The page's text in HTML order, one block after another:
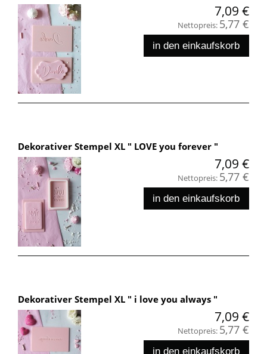
7,09 €
Nettopreis: 5,77 €
in den einkaufskorb
Dekorativer Stempel XL " LOVE you forever "
7,09 €
Nettopreis: 5,77 €
in den einkaufskorb
Dekorativer Stempel XL " i love you always "
7,09 €
Nettopreis: 5,77 €
in den einkaufskorb